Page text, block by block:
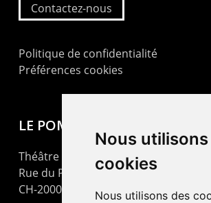
Nous
cookies
Nous utilisons des
Contactez-nous
Politique de confidentialité
Préférences cookies
LE POMMIER
Théâtre – Centre Culturel
Rue du Pommier 9
CH-2000 Neuchâtel